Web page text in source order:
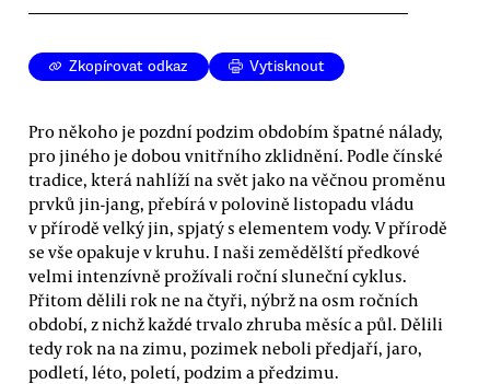
Zkopírovat odkaz Vytisknout
Pro někoho je pozdní podzim obdobím špatné nálady,
pro jiného je dobou vnitřního zklidnění. Podle čínské
tradice, která nahlíží na svět jako na věčnou proměnu
prvků jin-jang, přebírá v polovině listopadu vládu
v přírodě velký jin, spjatý s elementem vody. V přírodě
se vše opakuje v kruhu. I naši zemědělští předkové
velmi intenzívně prožívali roční sluneční cyklus.
Přitom dělili rok ne na čtyři, nýbrž na osm ročních
období, z nichž každé trvalo zhruba měsíc a půl. Dělili
tedy rok na na zimu, pozimek neboli předjaří, jaro,
podletí, léto, poletí, podzim a předzimu.